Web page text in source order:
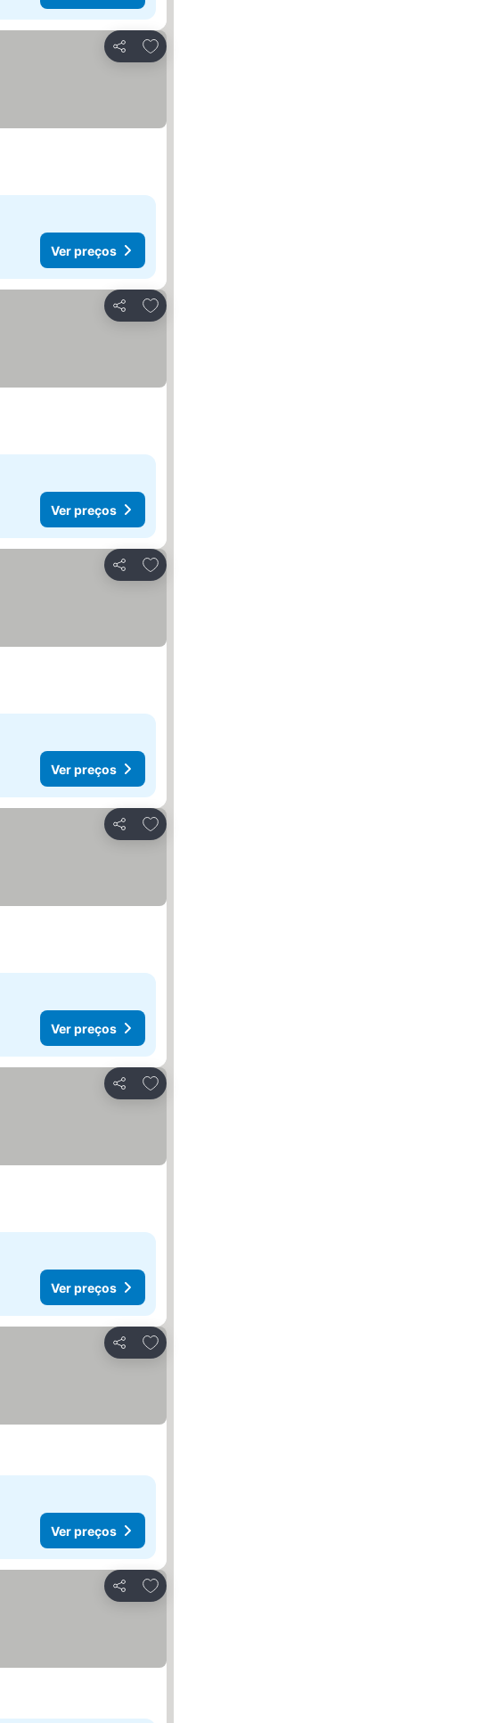
Partilhar
Adicionar aos favoritos
Ver preços
Partilhar
Adicionar aos favoritos
Ver preços
Partilhar
Adicionar aos favoritos
Ver preços
Partilhar
Adicionar aos favoritos
Ver preços
Partilhar
Adicionar aos favoritos
Ver preços
Partilhar
Adicionar aos favoritos
Ver preços
Partilhar
Adicionar aos favoritos